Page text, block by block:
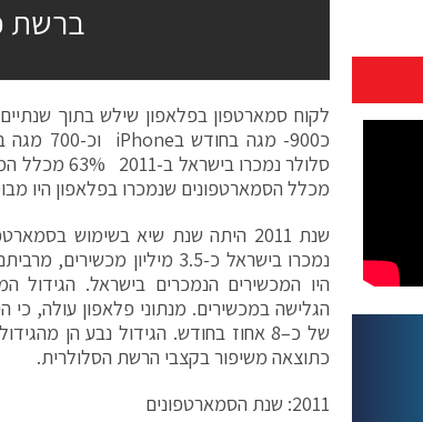
ברשת
מכלל הסמארטפונים שנמכרו בפלאפון היו
שנת 2011 היתה שנת שיא בשימוש
היו המכשירים הנמכרים בישראל. הגידול
של כ–8 אחוז בחודש. הגידול נבע הן
כתוצאה משיפור בקצבי הרשת הסלולרית.
2011: שנת הסמארטפונים